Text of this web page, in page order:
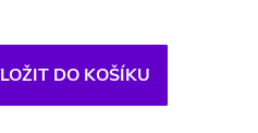
DO KOŠÍKU